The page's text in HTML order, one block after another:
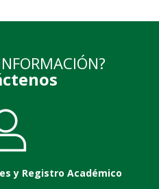
y Registro Académico